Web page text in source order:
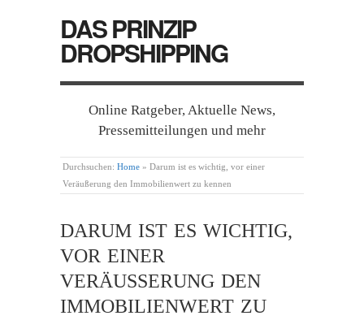
DAS PRINZIP
DROPSHIPPING
Online Ratgeber, Aktuelle News,
Pressemitteilungen und mehr
Durchsuchen: Home » Darum ist es wichtig, vor einer
Veräußerung den Immobilienwert zu kennen
DARUM IST ES WICHTIG,
VOR EINER
VERÄUSSERUNG DEN I
MMOBILIENWERT ZU K